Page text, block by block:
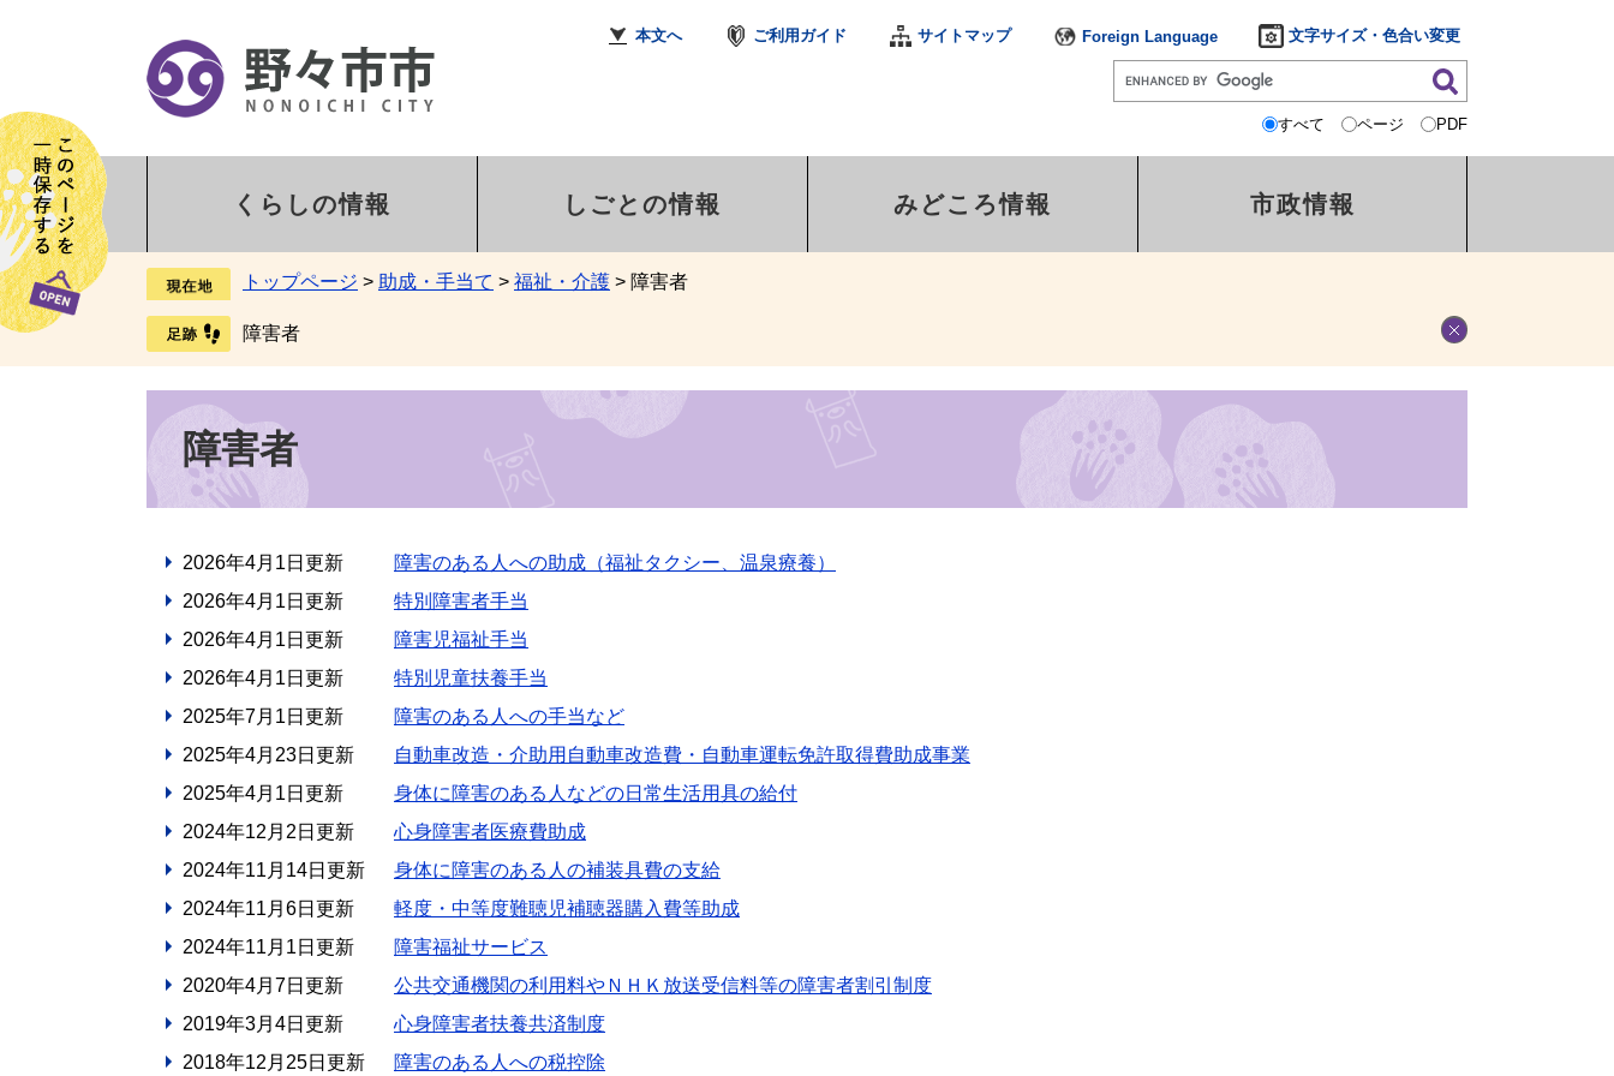
本文へ ご利用ガイド サイトマップ Foreign Language 文字サイズ・色合い変更
すべて ページ PDF
くらしの情報 しごとの情報 みどころ情報 市政情報
トップページ > 助成・手当て > 福祉・介護 > 障害者
障害者
障害者
2026年4月1日更新
障害のある人への助成（福祉タクシー、温泉療養）
2026年4月1日更新
特別障害者手当
2026年4月1日更新
障害児福祉手当
2026年4月1日更新
特別児童扶養手当
2025年7月1日更新
障害のある人への手当など
2025年4月23日更新
自動車改造・介助用自動車改造費・自動車運転免許取得費助成事業
2025年4月1日更新
身体に障害のある人などの日常生活用具の給付
2024年12月2日更新
心身障害者医療費助成
2024年11月14日更新
身体に障害のある人の補装具費の支給
2024年11月6日更新
軽度・中等度難聴児補聴器購入費等助成
2024年11月1日更新
障害福祉サービス
2020年4月7日更新
公共交通機関の利用料やＮＨＫ放送受信料等の障害者割引制度
2019年3月4日更新
心身障害者扶養共済制度
2018年12月25日更新
障害のある人への税控除